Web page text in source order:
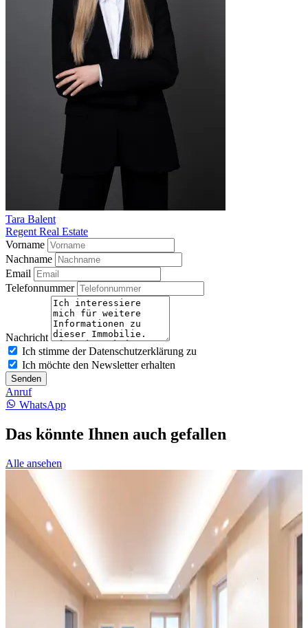
Tara Balent
Regent Real Estate
Vorname
Nachname
Email
Telefonnummer
Nachricht
Ich stimme der Datenschutzerklärung zu
Ich möchte den Newsletter erhalten
Senden
Anruf
WhatsApp
Das könnte Ihnen auch gefallen
Alle ansehen